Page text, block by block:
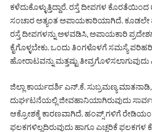
ಕಳೆದುಕೊಳ್ಳುತ್ತಿದ್ದಾರೆ. ರಸ್ತೆ ದೀಪಗಳ ಕೊರತೆಯಿಂದ
ಸಂಚಾರ ಅತ್ಯಂತ ಅಪಾಯಕಾರಿಯಾಗಿದೆ. ಕೂಡಲೇ
ರಸ್ತೆ ದೀಪಗಳನ್ನು ಅಳವಡಿಸಿ, ಅಪಾಯಕಾರಿ
ಕೈಗೊಳ್ಳಬೇಕು. ಒಂದು ತಿಂಗಳೊಳಗೆ ಸಮಸ್ಯೆ
ಹೋರಾಟವನ್ನು ಮತ್ತಷ್ಟು
ಜಿಲ್ಲಾ ಕಾರ್ಯದರ್ಶಿ ಎನ್.ಕೆ. ಸುಬ್ರಮಣ್ಯ
ದುರ್ಘಟನೆಯಲ್ಲಿ ಜೀವಹಾನಿಯಾಗಿರುವುದು
ಆಕ್ರೋಶಕ್ಕೆ ಕಾರಣವಾಗಿದೆ. ಹಂಪ್ಸ್ ಗಳಿಗೆ
ಫಲಕಗಳಿಲ್ಲದಿರುವುದು ಹಾಗೂ ಎಚ್ಚರಿಕೆ